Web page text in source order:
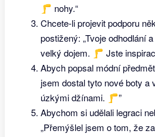
🦵 nohy.“
Chcete-li projevit podporu
postižený: „Tvoje odhodlání
velký dojem. 🦵 Jste
Abych popsal módní
jsem dostal tyto nové boty a
úzkými džínami. 🦵”
Abychom si udělali legraci
„Přemýšlel jsem o tom, že